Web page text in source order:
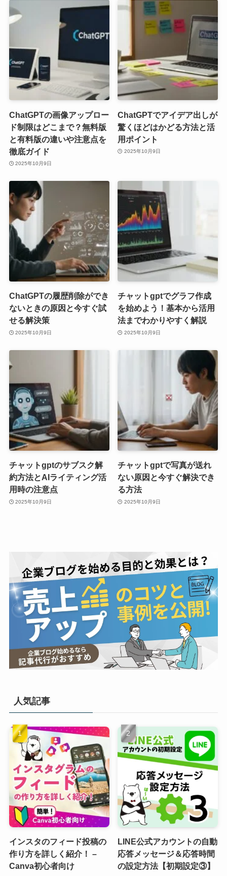
ChatGPTの画像アップロー
ド制限はどこまで？無料版
と有料版の違いや注意点を
徹底ガイド
2025年10月9日
ChatGPTでアイデア出しが
驚くほどはかどる方法と活
用ポイント
2025年10月9日
ChatGPTの履歴削除ができ
ないときの原因と今すぐ試
せる解決策
2025年10月9日
チャットgptでグラフ作成
を始めよう！基本から活用
法までわかりやすく解説
2025年10月9日
チャットgptのサブスク解
約方法とAIライティング活
用時の注意点
2025年10月9日
チャットgptで写真が送れ
ない原因と今すぐ解決でき
る方法
2025年10月9日
人気記事
インスタのフィード投稿の
作り方を詳しく紹介！ –
Canva初心者向け
LINE公式アカウントの自動
応答メッセージ＆応答時間
の設定方法【初期設定③】